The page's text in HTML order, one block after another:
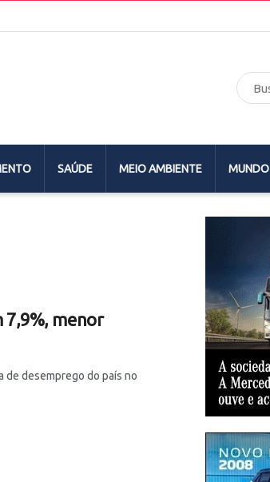
SAÚDE MEIO AMBIENTE MUNDO
7,9%, menor
de desemprego do país no